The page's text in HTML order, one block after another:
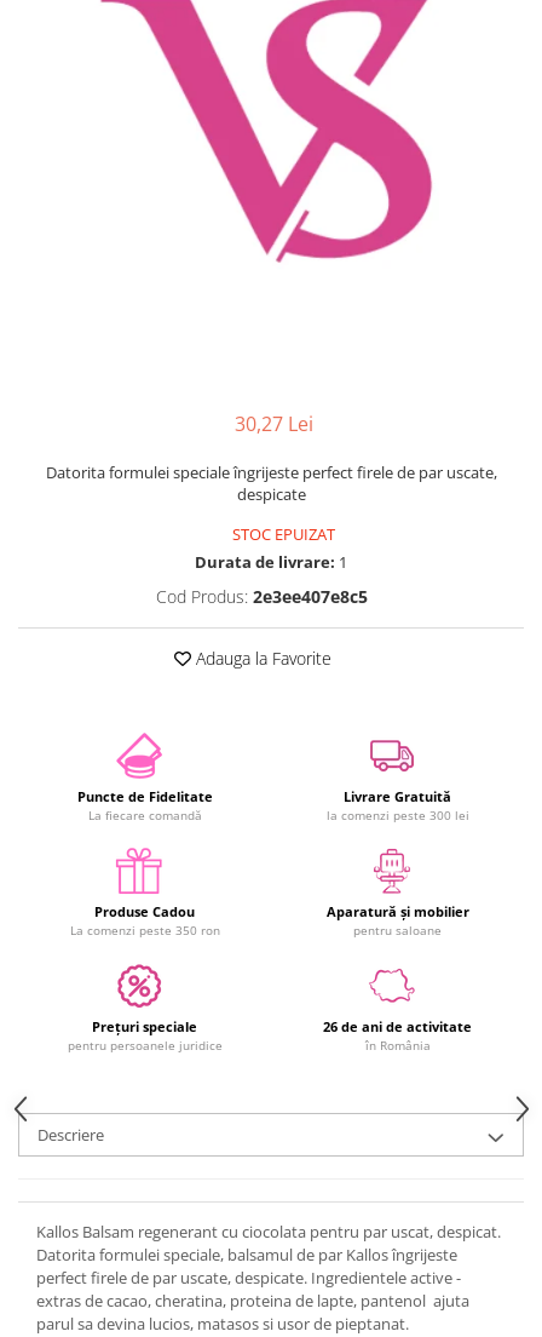
Produse Dupa Epilare
Produse Inainte de Epilare
Tratamente pentru Par
30,27 Lei
Datorita formulei speciale îngrijeste perfect firele de par uscate,
despicate
STOC EPUIZAT
Durata de livrare: 1
Cod Produs: 2e3ee407e8c5
Adauga la Favorite
Puncte de Fidelitate
La fiecare comandă
Livrare Gratuită
la comenzi peste 300 lei
Produse Cadou
La comenzi peste 350 ron
Aparatură și mobilier
pentru saloane
Prețuri speciale
pentru persoanele juridice
26 de ani de activitate
în România
Descriere
Kallos Balsam regenerant cu ciocolata pentru par uscat, despicat.
Datorita formulei speciale, balsamul de par Kallos îngrijeste
perfect firele de par uscate, despicate. Ingredientele active -
extras de cacao, cheratina, proteina de lapte, pantenol  ajuta
parul sa devina lucios, matasos si usor de pieptanat.